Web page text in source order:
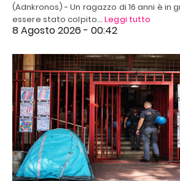
(Adnkronos) - Un ragazzo di 16 anni è in
essere stato colpito…Leggi tutto
8 Agosto 2026 - 00:42